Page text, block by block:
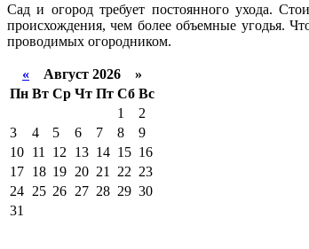
Сад и огород требует постоянного ухода.
происхождения, чем более объемные угодья.
проводимых огородником.
« Август 2026 »
Пн Вт Ср Чт Пт Сб Вс
1
2
3
4 5 6 7 8
9
10 11 12 13 14 15 16
17 18 19 20 21 22 23
24 25 26 27 28 29 30
31